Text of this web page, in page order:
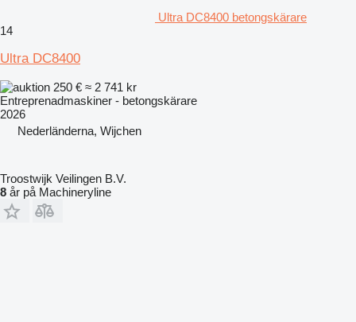
Ultra DC8400 betongskärare
14
Ultra DC8400
250 € ≈ 2 741 kr
Entreprenadmaskiner - betongskärare
2026
Nederländerna, Wijchen
Troostwijk Veilingen B.V.
8 år på Machineryline